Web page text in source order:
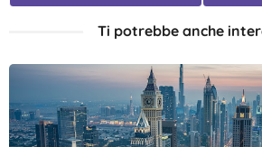
Ti potrebbe anche